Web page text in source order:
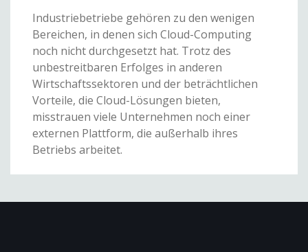
Industriebetriebe gehören zu den wenigen
Bereichen, in denen sich Cloud-Computing
noch nicht durchgesetzt hat. Trotz des
unbestreitbaren Erfolges in anderen
Wirtschaftssektoren und der beträchtlichen
Vorteile, die Cloud-Lösungen bieten,
misstrauen viele Unternehmen noch einer
externen Plattform, die außerhalb ihres
Betriebs arbeitet.